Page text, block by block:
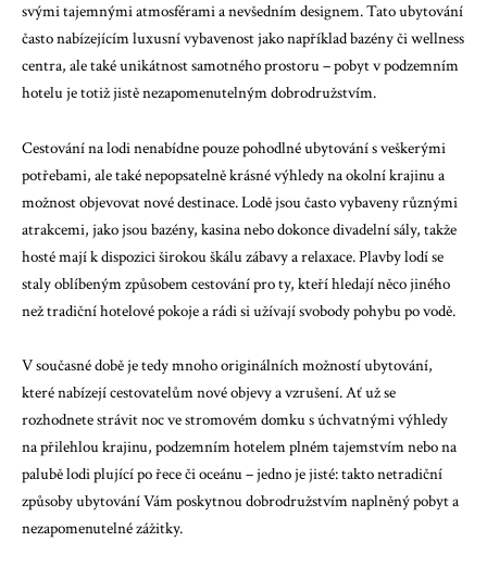
svými tajemnými atmosférami a nevšedním designem. Tato ubytování
často nabízejícím luxusní vybavenost jako například bazény či wellness
centra, ale také unikátnost samotného prostoru – pobyt v podzemním
hotelu je totiž jistě nezapomenutelným dobrodružstvím.
Cestování na lodi nenabídne pouze pohodlné ubytování s veškerými
potřebami, ale také nepopsatelně krásné výhledy na okolní krajinu a
možnost objevovat nové destinace. Lodě jsou často vybaveny různými
atrakcemi, jako jsou bazény, kasina nebo dokonce divadelní sály, takže
hosté mají k dispozici širokou škálu zábavy a relaxace. Plavby lodí se
staly oblíbeným způsobem cestování pro ty, kteří hledají něco jiného
než tradiční hotelové pokoje a rádi si užívají svobody pohybu po vodě.
V současné době je tedy mnoho originálních možností ubytování,
které nabízejí cestovatelům nové objevy a vzrušení. Ať už se
rozhodnete strávit noc ve stromovém domku s úchvatnými výhledy
na přilehlou krajinu, podzemním hotelem plném tajemstvím nebo na
palubě lodi plující po řece či oceánu – jedno je jisté: takto netradiční
způsoby ubytování Vám poskytnou dobrodružstvím naplněný pobyt a
nezapomenutelné zážitky.